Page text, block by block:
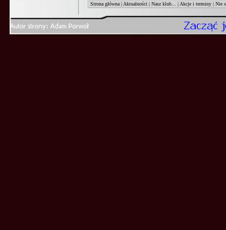
Strona główna| Aktualności | Nasz klub... | Akcje i terminy| Nie